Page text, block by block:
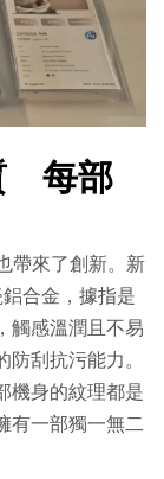
每部
帶來了創新。新
合金，據指是
觸感溫潤且不易
刮抗污能力。
機身的紋理都是
有一部獨一無二